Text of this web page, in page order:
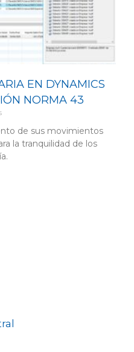
EN DYNAMICS
NORMA 43
de sus movimientos
la tranquilidad de los